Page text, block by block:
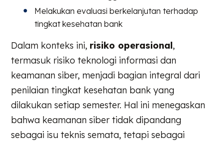
Melakukan evaluasi berkelanjutan terhadap
tingkat kesehatan bank
Dalam konteks ini, risiko operasional,
termasuk risiko teknologi informasi dan
keamanan siber, menjadi bagian integral dari
penilaian tingkat kesehatan bank yang
dilakukan setiap semester. Hal ini menegaskan
bahwa keamanan siber tidak dipandang
sebagai isu teknis semata, tetapi sebagai